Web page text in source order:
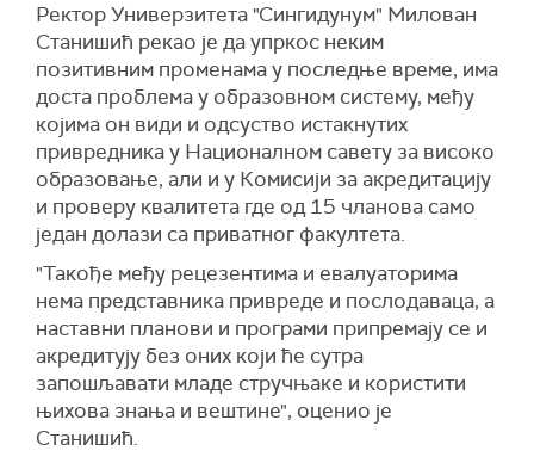
Ректор Универзитета "Сингидунум" Милован
Станишић рекао је да упркос неким
позитивним променама у последње време, има
доста проблема у образовном систему, међу
којима он види и одсуство истакнутих
привредника у Националном савету за високо
образовање, али и у Комисији за акредитацију
и проверу квалитета где од 15 чланова само
један долази са приватног факултета.
"Такође међу рецезентима и евалуаторима
нема представника привреде и послодаваца, а
наставни планови и програми припремају се и
акредитују без оних који ће сутра
запошљавати младе стручњаке и користити
њихова знања и вештине", оценио је
Станишић.